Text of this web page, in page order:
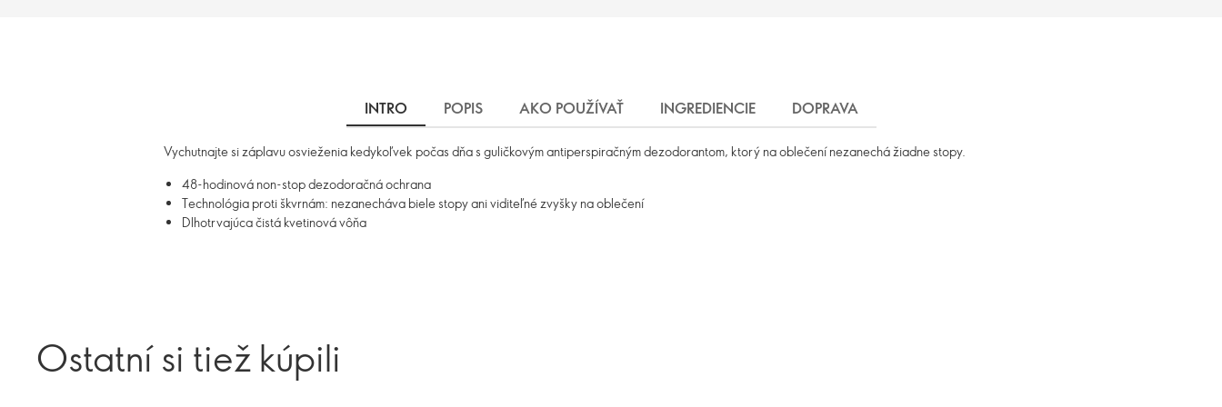
INTRO POPIS AKO POUŽÍVAŤ INGREDIENCIE DOPRAVA
Vychutnajte si záplavu osvieženia kedykoľvek počas dňa s guličkovým antiperspiračným dezodorantom, ktorý na oblečení nezanechá žiadne stopy.
48-hodinová non-stop dezodoračná ochrana
Technológia proti škvrnám: nezanecháva biele stopy ani viditeľné zvyšky na oblečení
Dlhotrvajúca čistá kvetinová vôňa
Ostatní si tiež kúpili